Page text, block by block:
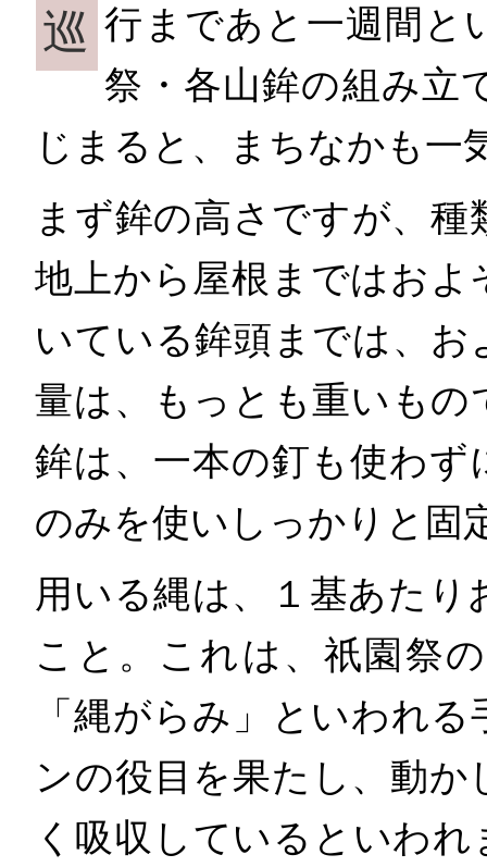
巡 行まであと一週間と
祭・各山鉾の組み立
じまると、まちなかも一
まず鉾の高さですが、
地上から屋根まではお
いている鉾頭までは、
量は、もっとも重いも
鉾は、一本の釘も使わ
のみを使いしっかりと固
用いる縄は、１基あた
こと。これは、祇園祭
「縄がらみ」といわれ
ンの役目を果たし、動
く吸収しているといわ